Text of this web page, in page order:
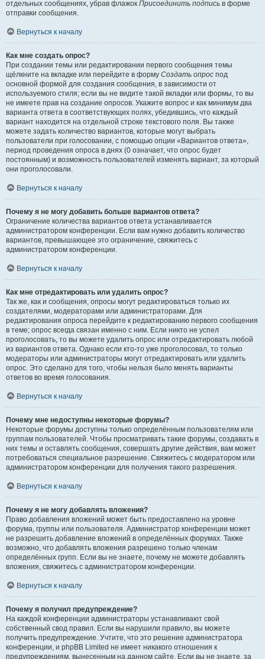
отдельных сообщениях, убрав флажок Присоединить подпись в форме
отправки сообщения.
Вернуться к началу
Как мне создать опрос?
При создании темы или редактировании первого сообщения темы
щёлкните на вкладке или перейдите в форму Создать опрос под
основной формой для создания сообщения, в зависимости от
используемого стиля; если вы не видите такой вкладки или формы, то вы
не имеете прав на создание опросов. Укажите вопрос и как минимум два
варианта ответа в соответствующих полях, убедившись, что каждый
вариант находится на отдельной строке текстового поля. Вы также
можете задать количество вариантов, которые могут выбрать
пользователи при голосовании, с помощью опции «Вариантов ответа»,
период проведения опроса в днях (0 означает, что опрос будет
постоянным) и возможность пользователей изменять вариант, за который
они проголосовали.
Вернуться к началу
Почему я не могу добавить больше вариантов ответа?
Ограничение количества вариантов ответа устанавливается
администратором конференции. Если вам нужно добавить количество
вариантов, превышающее это ограничение, свяжитесь с
администратором конференции.
Вернуться к началу
Как мне отредактировать или удалить опрос?
Так же, как и сообщения, опросы могут редактироваться только их
создателями, модераторами или администраторами. Для
редактирования опроса перейдите к редактированию первого сообщения
в теме; опрос всегда связан именно с ним. Если никто не успел
проголосовать, то вы можете удалить опрос или отредактировать любой
из вариантов ответа. Однако если кто-то уже проголосовал, то только
модераторы или администраторы могут отредактировать или удалить
опрос. Это сделано для того, чтобы нельзя было менять варианты
ответов во время голосования.
Вернуться к началу
Почему мне недоступны некоторые форумы?
Некоторые форумы доступны только определённым пользователям или
группам пользователей. Чтобы просматривать такие форумы, создавать в
них темы и оставлять сообщения, совершать другие действия, вам может
потребоваться специальное разрешение. Свяжитесь с модератором или
администратором конференции для получения такого разрешения.
Вернуться к началу
Почему я не могу добавлять вложения?
Право добавления вложений может быть предоставлено на уровне
форума, группы или пользователя. Администратор конференции может
не разрешить добавление вложений в определённых форумах. Также
возможно, что добавлять вложения разрешено только членам
определённых групп. Если вы не знаете, почему не можете добавлять
вложения, свяжитесь с администратором конференции.
Вернуться к началу
Почему я получил предупреждение?
На каждой конференции администраторы устанавливают свой
собственный свод правил. Если вы нарушили правило, вы можете
получить предупреждение. Учтите, что это решение администратора
конференции, и phpBB Limited не имеет никакого отношения к
предупреждениям, вынесенным на данном сайте. Если вы не знаете, за